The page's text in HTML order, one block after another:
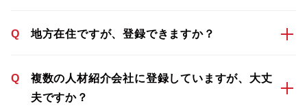
Q 地方在住ですが、登録できますか？
Q
複数の人材紹介会社に登録していますが、大丈
夫ですか？